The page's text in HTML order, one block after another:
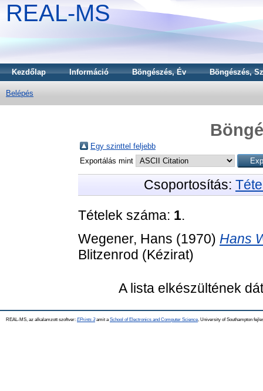
REAL-MS
Kezdőlap Információ Böngészés, Év Böngészés,
Belépés
Egy szinttel feljebb
Exportálás mint
Csoportosítás:
Tételek száma: 1.
Wegener, Hans (1970) Hans
Blitzenrod (Kézirat)
A lista elkészültének
REAL-MS, az alkalamzott szoftver: EPrints 3amit a School of Electronics and Computer Science , University of Southampton